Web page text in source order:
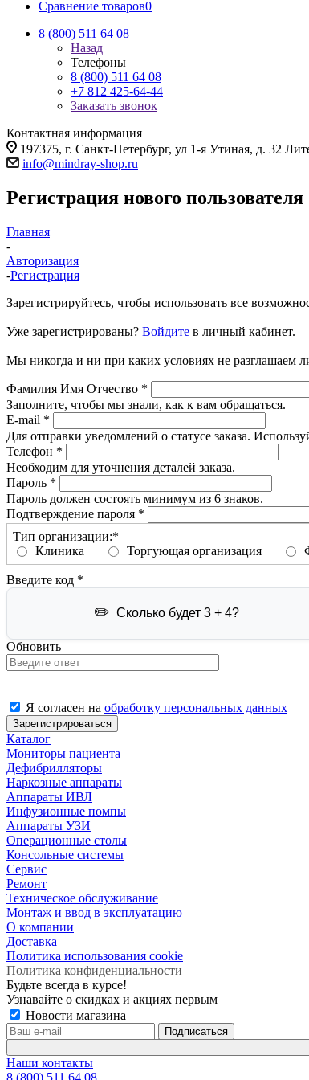
Сравнение товаров0
8 (800) 511 64 08
Назад
Телефоны
8 (800) 511 64 08
+7 812 425-64-44
Заказать звонок
Контактная информация
197375, г. Санкт-Петербург, ул 1-я Утиная, д. 32
info@mindray-shop.ru
Регистрация нового пользователя
Главная
-
Авторизация
-Регистрация
Зарегистрируйтесь, чтобы использовать все
Уже зарегистрированы? Войдите в личный кабинет.
Мы никогда и ни при каких условиях не разглашаем
Фамилия Имя Отчество *
Заполните, чтобы мы знали, как к вам обращаться.
E-mail *
Для отправки уведомлений о статусе заказа.
Телефон *
Необходим для уточнения деталей заказа.
Пароль *
Пароль должен состоять минимум из 6 знаков.
Подтверждение пароля *
Тип организации:*
Клиника
Торгующая организация
Введите код *
Сколько будет 3 + 4?
Обновить
Я согласен на обработку персональных данных
Зарегистрироваться
Каталог
Мониторы пациента
Дефибрилляторы
Наркозные аппараты
Аппараты ИВЛ
Инфузионные помпы
Аппараты УЗИ
Операционные столы
Консольные системы
Сервис
Ремонт
Техническое обслуживание
Монтаж и ввод в эксплуатацию
О компании
Доставка
Политика использования cookie
Политика конфиденциальности
Будьте всегда в курсе!
Узнавайте о скидках и акциях первым
Новости магазина
Наши контакты
8 (800) 511 64 08